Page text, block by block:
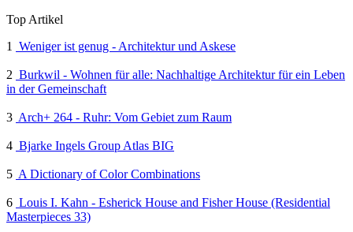
Top Artikel
1
Weniger ist genug - Architektur und Askese
2 Burkwil - Wohnen für alle: Nachhaltige Architektur für ein Leben
in der Gemeinschaft
3 Arch+ 264 - Ruhr: Vom Gebiet zum Raum
4 Bjarke Ingels Group Atlas BIG
5 A Dictionary of Color Combinations
6 Louis I. Kahn - Esherick House and Fisher House (Residential
Masterpieces 33)